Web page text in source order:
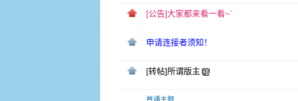
[公告]大家都来看一看~`
申请连接者须知！
[转帖]所谓版主